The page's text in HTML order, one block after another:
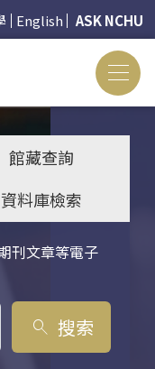
English ASK NCHU
館藏查詢
資料庫檢索
刊文章等電子
search 搜索